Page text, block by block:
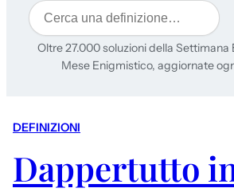
Cerca
Oltre 27.000 soluzioni della
Mese Enigmistico, aggiornate
DEFINIZIONI
Dappertutto